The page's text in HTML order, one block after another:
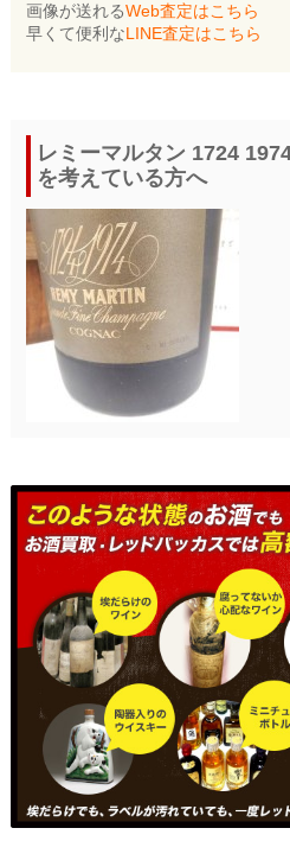
画像が送れるWeb査定はこちら
早くて便利なLINE査定はこちら
レミーマルタン 1724
を考えている方へ